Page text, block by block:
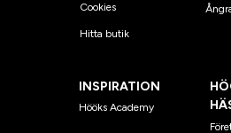
Cookies
Hitta butik
INSPIRATION
Hööks Academy